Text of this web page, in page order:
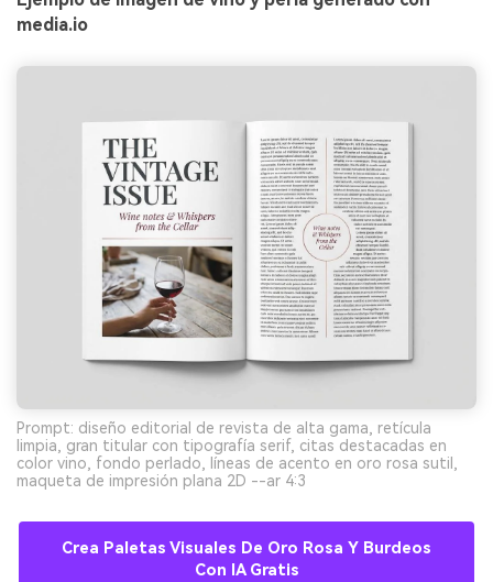
media.io
Prompt: diseño editorial de revista de alta gama, retícula
limpia, gran titular con tipografía serif, citas destacadas en
color vino, fondo perlado, líneas de acento en oro rosa sutil,
maqueta de impresión plana 2D --ar 4:3
Crea Paletas Visuales De Oro Rosa Y Burdeos
Con IA Gratis